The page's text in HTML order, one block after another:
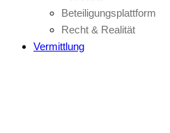
Beteiligungsplattform
Recht & Realität
Vermittlung